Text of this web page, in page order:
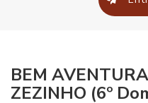
BEM
ZEZINHO (6º